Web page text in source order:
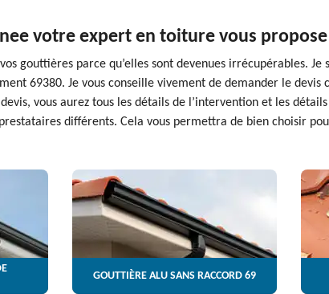
votre expert en toiture vous
gouttières parce qu’elles sont devenues irrécupérables.
69380. Je vous conseille vivement de demander le
vous aurez tous les détails de l’intervention et les
prestataires différents. Cela vous permettra de bien choisir
GOUTTIÈRE ALU SANS RACCORD 69